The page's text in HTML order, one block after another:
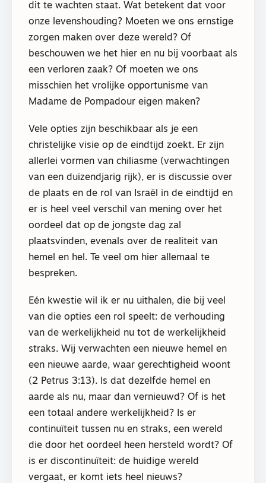
dit te wachten staat. Wat betekent dat voor
onze levenshouding? Moeten we ons ernstige
zorgen maken over deze wereld? Of
beschouwen we het hier en nu bij voorbaat als
een verloren zaak? Of moeten we ons
misschien het vrolijke opportunisme van
Madame de Pompadour eigen maken?
Vele opties zijn beschikbaar als je een
christelijke visie op de eindtijd zoekt. Er zijn
allerlei vormen van chiliasme (verwachtingen
van een duizendjarig rijk), er is discussie over
de plaats en de rol van Israël in de eindtijd en
er is heel veel verschil van mening over het
oordeel dat op de jongste dag zal
plaatsvinden, evenals over de realiteit van
hemel en hel. Te veel om hier allemaal te
bespreken.
Eén kwestie wil ik er nu uithalen, die bij veel
van die opties een rol speelt: de verhouding
van de werkelijkheid nu tot de werkelijkheid
straks. Wij verwachten een nieuwe hemel en
een nieuwe aarde, waar gerechtigheid woont
(2 Petrus 3:13). Is dat dezelfde hemel en
aarde als nu, maar dan vernieuwd? Of is het
een totaal andere werkelijkheid? Is er
continuïteit tussen nu en straks, een wereld
die door het oordeel heen hersteld wordt? Of
is er discontinuïteit: de huidige wereld
vergaat, er komt iets heel nieuws?